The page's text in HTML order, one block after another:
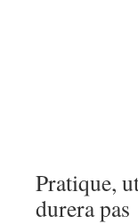
Pratique,
durera